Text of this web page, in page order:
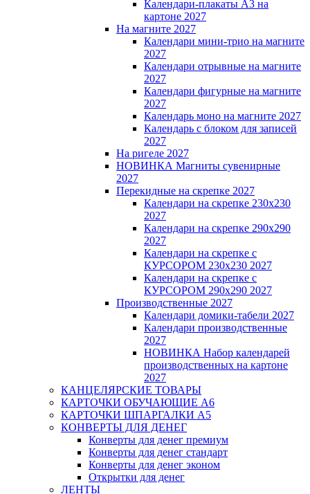
Календари-плакаты А3 на
картоне 2027
На магните 2027
Календари мини-трио на магните
2027
Календари отрывные на магните
2027
Календари фигурные на магните
2027
Календарь моно на магните 2027
Календарь с блоком для записей
2027
На ригеле 2027
НОВИНКА Магниты сувенирные
2027
Перекидные на скрепке 2027
Календари на скрепке 230х230
2027
Календари на скрепке 290х290
2027
Календари на скрепке с
КУРСОРОМ 230х230 2027
Календари на скрепке с
КУРСОРОМ 290х290 2027
Производственные 2027
Календари домики-табели 2027
Календари производственные
2027
НОВИНКА Набор календарей
производственных на картоне
2027
КАНЦЕЛЯРСКИЕ ТОВАРЫ
КАРТОЧКИ ОБУЧАЮЩИЕ А6
КАРТОЧКИ ШПАРГАЛКИ А5
КОНВЕРТЫ ДЛЯ ДЕНЕГ
Конверты для денег премиум
Конверты для денег стандарт
Конверты для денег эконом
Открытки для денег
ЛЕНТЫ